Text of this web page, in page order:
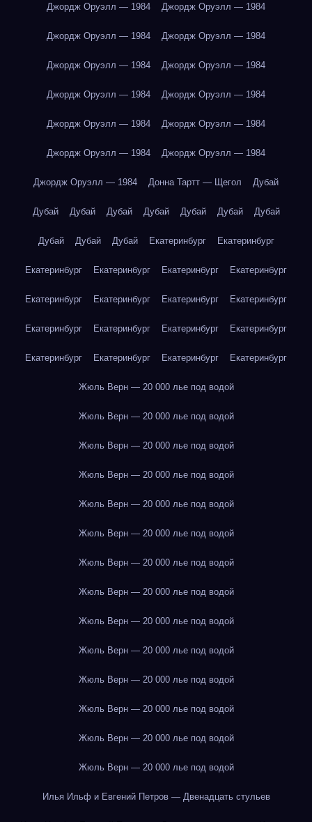
Джордж Оруэлл — 1984 Джордж Оруэлл — 1984
Джордж Оруэлл — 1984 Джордж Оруэлл — 1984
Джордж Оруэлл — 1984 Джордж Оруэлл — 1984
Джордж Оруэлл — 1984 Джордж Оруэлл — 1984
Джордж Оруэлл — 1984 Джордж Оруэлл — 1984
Джордж Оруэлл — 1984 Джордж Оруэлл — 1984
Джордж Оруэлл — 1984 Донна Тартт — Щегол Дубай
Дубай Дубай Дубай Дубай Дубай Дубай Дубай
Дубай Дубай Дубай Екатеринбург Екатеринбург
Екатеринбург Екатеринбург Екатеринбург Екатеринбург
Екатеринбург Екатеринбург Екатеринбург Екатеринбург
Екатеринбург Екатеринбург Екатеринбург Екатеринбург
Екатеринбург Екатеринбург Екатеринбург Екатеринбург
Жюль Верн — 20 000 лье под водой
Жюль Верн — 20 000 лье под водой
Жюль Верн — 20 000 лье под водой
Жюль Верн — 20 000 лье под водой
Жюль Верн — 20 000 лье под водой
Жюль Верн — 20 000 лье под водой
Жюль Верн — 20 000 лье под водой
Жюль Верн — 20 000 лье под водой
Жюль Верн — 20 000 лье под водой
Жюль Верн — 20 000 лье под водой
Жюль Верн — 20 000 лье под водой
Жюль Верн — 20 000 лье под водой
Жюль Верн — 20 000 лье под водой
Жюль Верн — 20 000 лье под водой
Илья Ильф и Евгений Петров — Двенадцать стульев